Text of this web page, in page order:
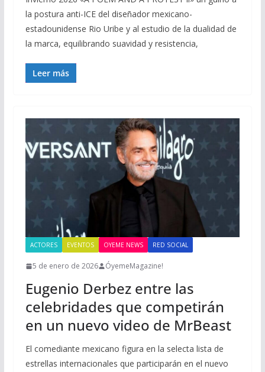
la postura anti-ICE del diseñador mexicano-
estadounidense Rio Uribe y al estudio de la dualidad de
la marca, equilibrando suavidad y resistencia,
Leer más
ACTORES EVENTOS OYEME NEWS RED SOCIAL
5 de enero de 2026 ÓyemeMagazine!
Eugenio Derbez entre las
celebridades que competirán
en un nuevo video de MrBeast
El comediante mexicano figura en la selecta lista de
estrellas internacionales que participarán en el nuevo